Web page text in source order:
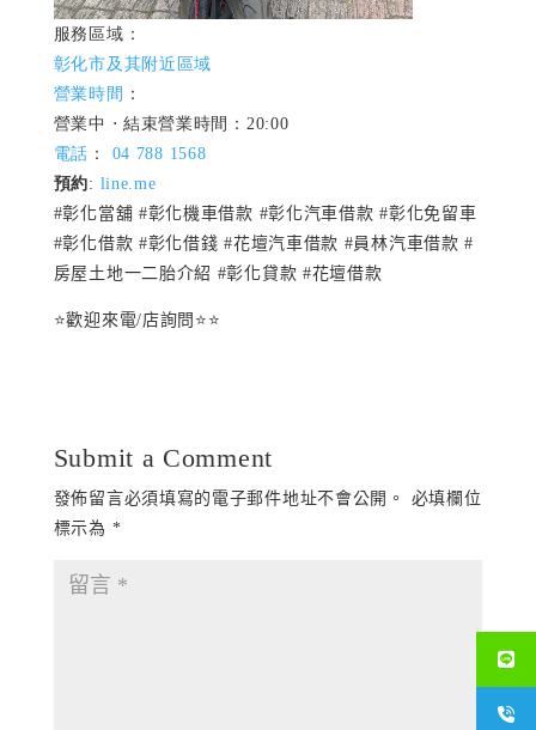
服務區域：
彰化市及其附近區域
營業時間 ：
營業中 ⋅ 結束營業時間：20:00
電話 ： 04 788 1568
預約: line.me
#彰化當舖 #彰化機車借款 #彰化汽車借款 #彰化免留車
#彰化借款 #彰化借錢 #花壇汽車借款 #員林汽車借款 #
房屋土地一二胎介紹 #彰化貸款 #花壇借款
⭐️歡迎來電/店詢問⭐️⭐️
Submit a Comment
發佈留言必須填寫的電子郵件地址不會公開。
必填欄位
標示為 *